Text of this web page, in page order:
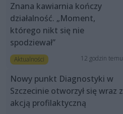
Znana kawiarnia kończy
działalność. „Moment,
którego nikt się nie
spodziewał”
Aktualności 12 godzin temu
Nowy punkt Diagnostyki w
Szczecinie otworzył się wraz z
akcją profilaktyczną